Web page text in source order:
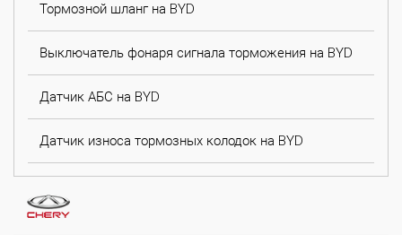
Тормозной шланг на BYD
Выключатель фонаря сигнала торможения на BYD
Датчик АБС на BYD
Датчик износа тормозных колодок на BYD